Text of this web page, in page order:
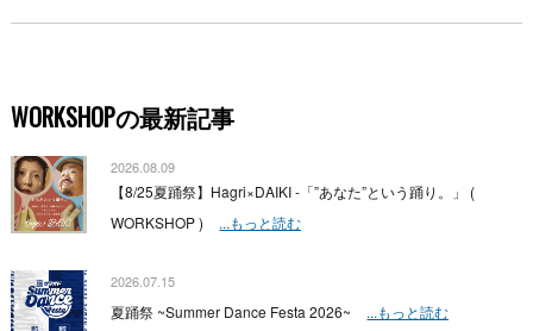
WORKSHOPの最新記事
2026.08.09
【8/25夏踊祭】Hagri×DAIKI -「”あなた”という踊り。」 (
WORKSHOP )
...もっと読む
2026.07.15
夏踊祭 ~Summer Dance Festa 2026~ ...もっと読む